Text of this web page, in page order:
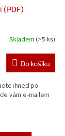
(PDF)
Skladem (>5 ks)
Do košíku
ihned po
vám e‑mailem